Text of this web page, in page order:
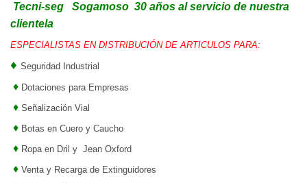
Tecni-seg Sogamoso 30 años al servicio de nuestra
clientela
ESPECIALISTAS EN DISTRIBUCIÓN DE ARTICULOS PARA:
♦ Seguridad Industrial
♦ Dotaciones para Empresas
♦ Señalización Vial
♦ Botas en Cuero y Caucho
♦ Ropa en Dril y Jean Oxford
♦ Venta y Recarga de Extinguidores